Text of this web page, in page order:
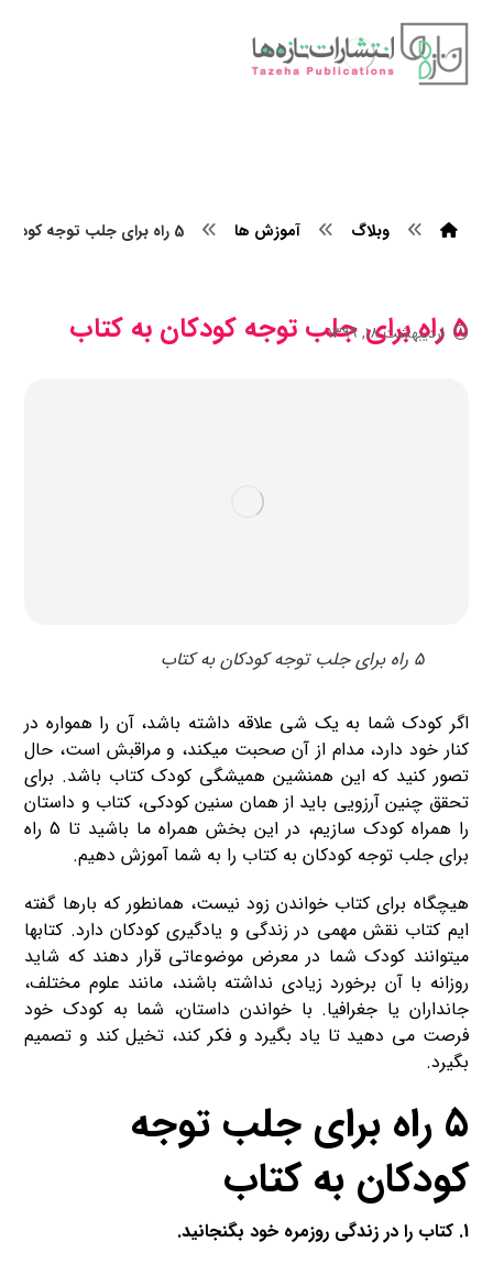
وبلاگ آموزش ها 5 راه برای جلب توجه کودکان به کتاب
۵ راه برای جلب توجه کودکان به کتاب اردیبهشت ۱۸, ۱۳۹۹
5 راه برای جلب توجه کودکان به کتاب
اگر کودک شما به یک شی علاقه داشته باشد، آن را همواره در
کنار خود دارد، مدام از آن صحبت میکند، و مراقبش است، حال
تصور کنید که این همنشین همیشگی کودک کتاب باشد. برای
تحقق چنین آرزویی باید از همان سنین کودکی، کتاب و داستان
را همراه کودک سازیم، در این بخش همراه ما باشید تا 5 راه
برای جلب توجه کودکان به کتاب را به شما آموزش دهیم.
هیچگاه برای کتاب خواندن زود نیست، همانطور که بارها گفته
ایم کتاب نقش مهمی در زندگی و یادگیری کودکان دارد. کتابها
میتوانند کودک شما در معرض موضوعاتی قرار دهند که شاید
روزانه با آن برخورد زیادی نداشته باشند، مانند علوم مختلف،
جانداران یا جغرافیا. با خواندن داستان، شما به کودک خود
فرصت می دهید تا یاد بگیرد و فکر کند، تخیل کند و تصمیم
بگیرد.
5 راه برای جلب توجه
کودکان به کتاب
1. کتاب را در زندگی روزمره خود بگنجانید.